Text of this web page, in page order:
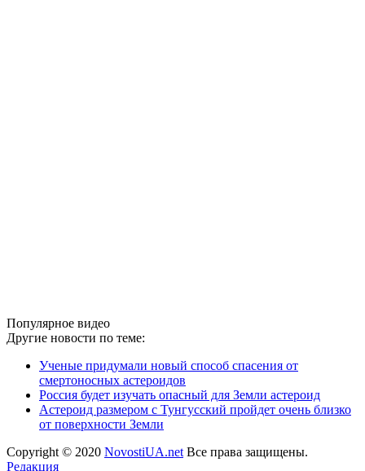
Популярное видео
Другие новости по теме:
Ученые придумали новый способ спасения от
смертоносных астероидов
Россия будет изучать опасный для Земли астероид
Астероид размером с Тунгусский пройдет очень близко
от поверхности Земли
Copyright © 2020 NovostiUA.net Все права защищены.
Редакция